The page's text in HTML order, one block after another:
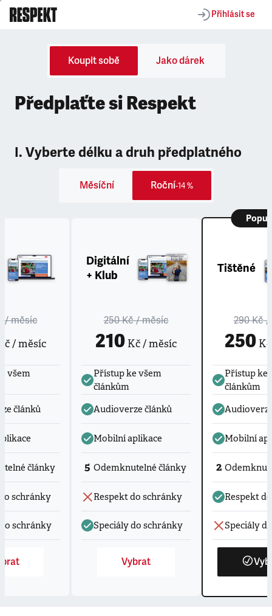
Přihlásit se
Koupit sobě Jako dárek
Předplaťte si Respekt
I. Vyberte délku a druh předplatného
Měsíční Roční-14 %
/ měsíc
/ měsíc
všem
článků
články
schránky
schránky
Digitální
+ Klub
250 Kč/ měsíc
210 Kč / měsíc
Přístup ke všem
článkům
Audioverze článků
Mobilní aplikace
5 Odemknutelné články
Respekt do schránky
Speciály do schránky
Vybrat
Tištěné
290 Kč/
250Kč
Přístup ke
článkům
Mobilní
2
Respekt
Speciály